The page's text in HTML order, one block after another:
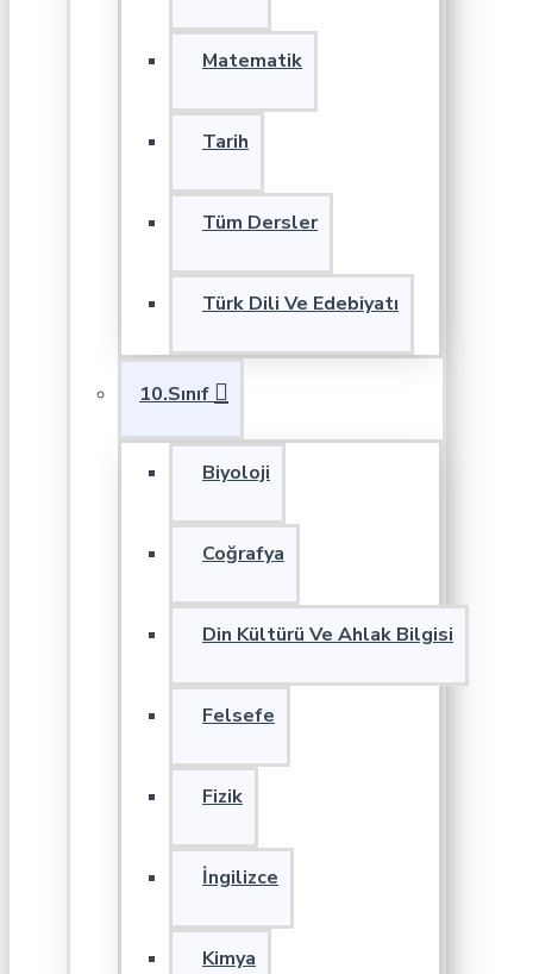
Matematik
Tarih
Tüm Dersler
Türk Dili Ve Edebiyatı
10.Sınıf
Biyoloji
Coğrafya
Din Kültürü Ve Ahlak Bilgisi
Felsefe
Fizik
İngilizce
Kimya